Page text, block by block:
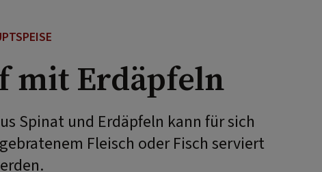
mit Erdäpfeln
Spinat und Erdäpfeln kann für sich
Fleisch oder Fisch serviert